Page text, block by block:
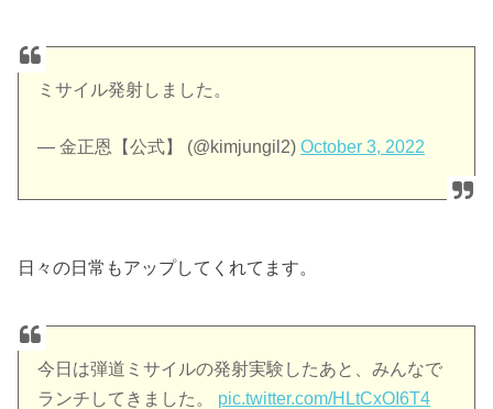
ミサイル発射しました。
— 金正恩【公式】 (@kimjungil2)October 3, 2022
日々の日常もアップしてくれてます。
今日は弾道ミサイルの発射実験したあと、みんなで
ランチしてきました。 pic.twitter.com/HLtCxOI6T4